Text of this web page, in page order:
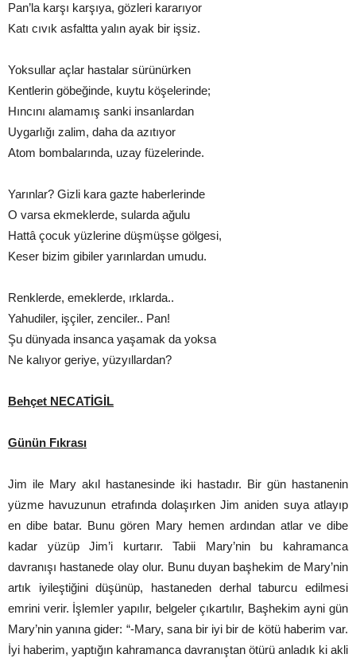
Pan’la karşı karşıya, gözleri kararıyor
Katı cıvık asfaltta yalın ayak bir işsiz.
Yoksullar açlar hastalar sürünürken
Kentlerin göbeğinde, kuytu köşelerinde;
Hıncını alamamış sanki insanlardan
Uygarlığı zalim, daha da azıtıyor
Atom bombalarında, uzay füzelerinde.
Yarınlar? Gizli kara gazte haberlerinde
O varsa ekmeklerde, sularda ağulu
Hattâ çocuk yüzlerine düşmüşse gölgesi,
Keser bizim gibiler yarınlardan umudu.
Renklerde, emeklerde, ırklarda..
Yahudiler, işçiler, zenciler.. Pan!
Şu dünyada insanca yaşamak da yoksa
Ne kalıyor geriye, yüzyıllardan?
Behçet NECATİGİL
Günün Fıkrası
Jim ile Mary akıl hastanesinde iki hastadır. Bir gün hastanenin
yüzme havuzunun etrafında dolaşırken Jim aniden suya atlayıp
en dibe batar. Bunu gören Mary hemen ardından atlar ve dibe
kadar yüzüp Jim’i kurtarır. Tabii Mary’nin bu kahramanca
davranışı hastanede olay olur. Bunu duyan başhekim de Mary’nin
artık iyileştiğini düşünüp, hastaneden derhal taburcu edilmesi
emrini verir. İşlemler yapılır, belgeler çıkartılır, Başhekim ayni gün
Mary’nin yanına gider: “-Mary, sana bir iyi bir de kötü haberim var.
İyi haberim, yaptığın kahramanca davranıştan ötürü anladık ki akli